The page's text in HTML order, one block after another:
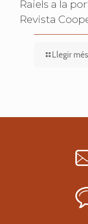
Raiels a la
Revista
Llegir més